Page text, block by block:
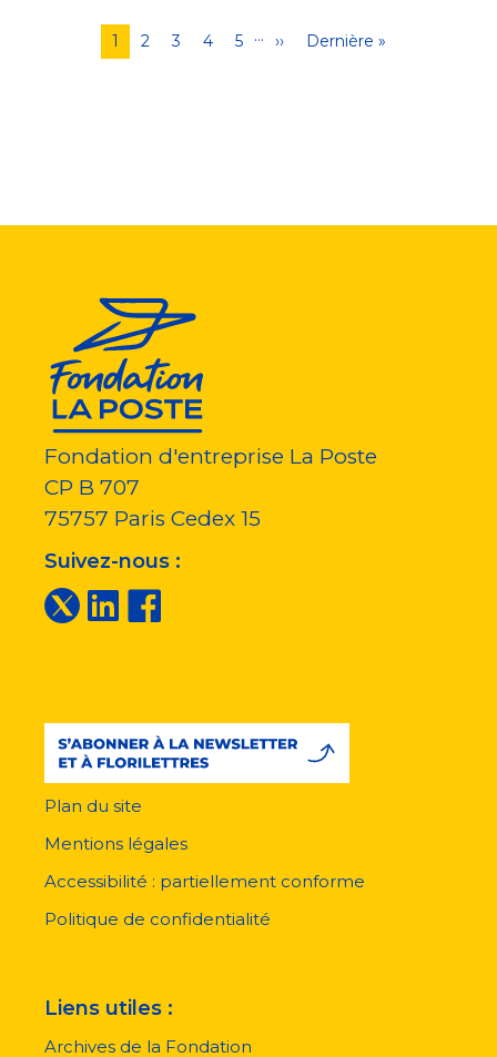
PaginationPage
courante
1 Page
2 Page
3 Page
4 Page
5 …
Page
››
Dernière
Dernière »
Fondation d'entreprise La Poste
CP B 707
75757 Paris Cedex 15
Suivez-nous :
pied
page
Plan du site
Mentions légales
Accessibilité : partiellement conforme
Politique de confidentialité
Liens utiles :
Archives de la Fondation